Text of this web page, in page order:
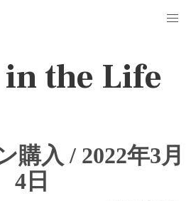
the Life
購入 / 2022年3月
4日